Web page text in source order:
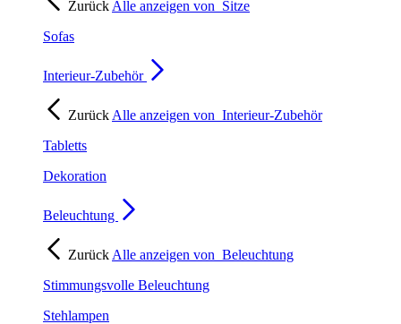
Zurück Alle anzeigen von Sitze
Sofas
Interieur-Zubehör
Zurück Alle anzeigen von Interieur-Zubehör
Tabletts
Dekoration
Beleuchtung
Zurück Alle anzeigen von Beleuchtung
Stimmungsvolle Beleuchtung
Stehlampen